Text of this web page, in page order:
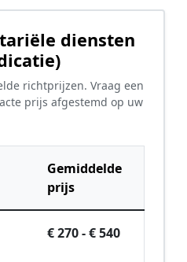
diensten
richtprijzen. Vraag een
prijs afgestemd op uw
Gemiddelde
prijs
€ 270 - € 540